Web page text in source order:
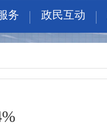
务 政民互动